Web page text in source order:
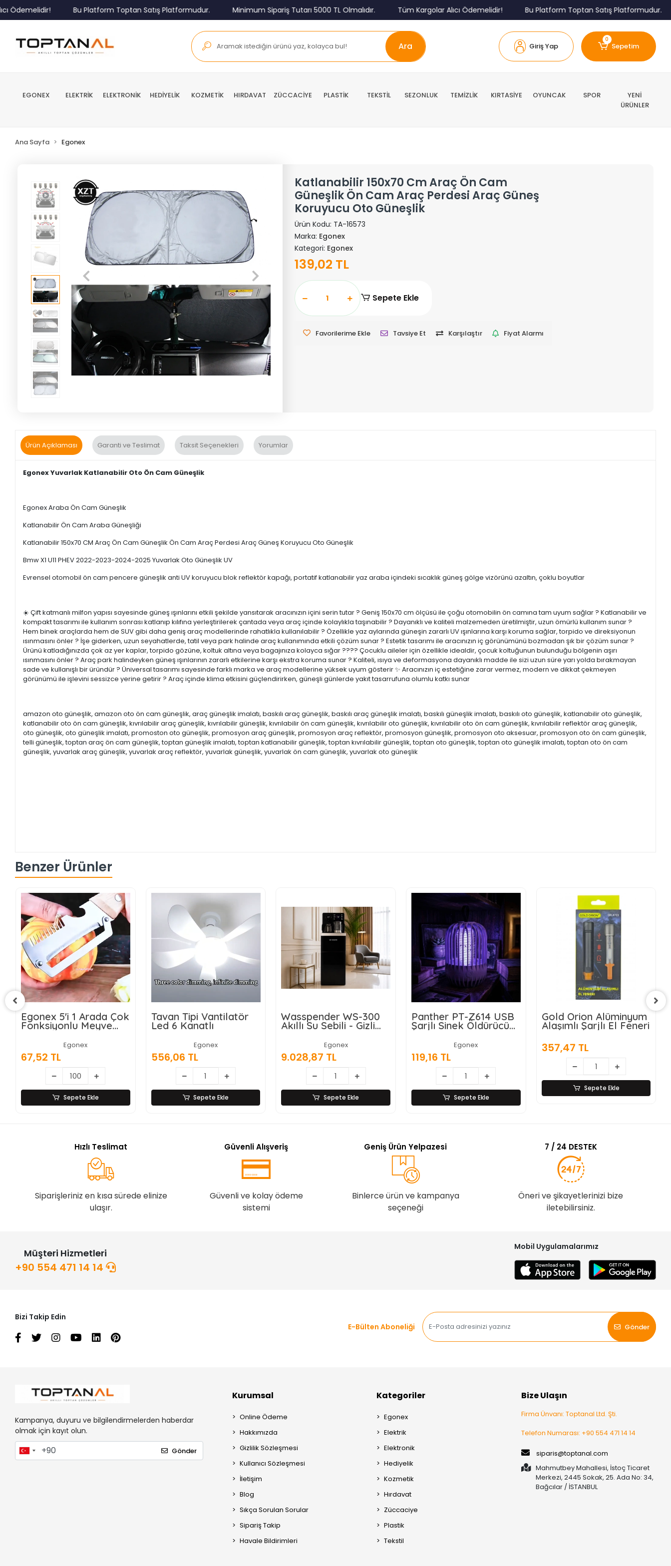
Bu Platform Toptan Satış Platformudur. Minimum Sipariş Tutarı 5000 TL Olmalıdır. Tüm Kargolar Alıcı Ödemelidir! Bu Platform Toptan Satış Platformudur.
Ara Giriş Yap
0
Sepetim
EGONEX ELEKTRİK ELEKTRONİK HEDİYELİK KOZMETİK HIRDAVAT ZÜCCACİYE PLASTİK TEKSTİL SEZONLUK TEMİZLİK KIRTASİYE OYUNCAK SPOR
YENİ
ÜRÜNLER
Ana Sayfa Egonex
Katlanabilir 150x70 Cm Araç Ön Cam
Güneşlik Ön Cam Araç Perdesi Araç Güneş
Koruyucu Oto Güneşlik
Ürün Kodu: TA-16573
Marka: Egonex
Kategori: Egonex
139,02 TL
Sepete Ekle
Favorilerime Ekle Tavsiye Et Karşılaştır Fiyat Alarmı
Ürün Açıklaması Garanti ve Teslimat Taksit Seçenekleri Yorumlar
Egonex Yuvarlak Katlanabilir Oto Ön Cam Güneşlik
Egonex Araba Ön Cam Güneşlik
Katlanabilir Ön Cam Araba Güneşliği
Katlanabilir 150x70 CM Araç Ön Cam Güneşlik Ön Cam Araç Perdesi Araç Güneş Koruyucu Oto Güneşlik
Bmw X1 U11 PHEV 2022-2023-2024-2025 Yuvarlak Oto Güneşlik UV
Evrensel otomobil ön cam pencere güneşlik anti UV koruyucu blok reflektör kapağı, portatif katlanabilir yaz araba içindeki sıcaklık güneş gölge vizörünü azaltın, çoklu boyutlar
☀️ Çift katmanlı milfon yapısı sayesinde güneş ışınlarını etkili şekilde yansıtarak aracınızın içini serin tutar ? Geniş 150x70 cm ölçüsü ile çoğu otomobilin ön camına tam uyum sağlar ? Katlanabilir ve
kompakt tasarımı ile kullanım sonrası katlanıp kılıfına yerleştirilerek çantada veya araç içinde kolaylıkla taşınabilir ?️ Dayanıklı ve kaliteli malzemeden üretilmiştir, uzun ömürlü kullanım sunar ?
Hem binek araçlarda hem de SUV gibi daha geniş araç modellerinde rahatlıkla kullanılabilir ?️ Özellikle yaz aylarında güneşin zararlı UV ışınlarına karşı koruma sağlar, torpido ve direksiyonun
ısınmasını önler ? İşe giderken, uzun seyahatlerde, tatil veya park halinde araç kullanımında etkili çözüm sunar ? Estetik tasarımı ile aracınızın iç görünümünü bozmadan şık bir çözüm sunar ?
Ürünü katladığınızda çok az yer kaplar, torpido gözüne, koltuk altına veya bagajınıza kolayca sığar ?‍?‍?‍? Çocuklu aileler için özellikle idealdir, çocuk koltuğunun bulunduğu bölgenin aşırı
ısınmasını önler ?️ Araç park halindeyken güneş ışınlarının zararlı etkilerine karşı ekstra koruma sunar ? Kaliteli, ısıya ve deformasyona dayanıklı madde ile sizi uzun süre yarı yolda bırakmayan
sade ve kullanışlı bir üründür ? Üniversal tasarımı sayesinde farklı marka ve araç modellerine yüksek uyum gösterir ✨ Aracınızın iç estetiğine zarar vermez, modern ve dikkat çekmeyen
görünümü ile işlevini sessizce yerine getirir ?️ Araç içinde klima etkisini güçlendirirken, güneşli günlerde yakıt tasarrufuna olumlu katkı sunar
amazon oto güneşlik, amazon oto ön cam güneşlik, araç güneşlik imalatı, baskılı araç güneşlik, baskılı araç güneşlik imalatı, baskılı güneşlik imalatı, baskılı oto güneşlik, katlanabilir oto güneşlik,
katlanabilir oto ön cam güneşlik, kıvrılabilir araç güneşlik, kıvrılabilir güneşlik, kıvrılabilir ön cam güneşlik, kıvrılabilir oto güneşlik, kıvrılabilir oto ön cam güneşlik, kıvrılabilir reflektör araç güneşlik,
oto güneşlik, oto güneşlik imalatı, promoston oto güneşlik, promosyon araç güneşlik, promosyon araç reflektör, promosyon güneşlik, promosyon oto aksesuar, promosyon oto ön cam güneşlik,
telli güneşlik, toptan araç ön cam güneşlik, toptan güneşlik imalatı, toptan katlanabilir güneşlik, toptan kıvrılabilir güneşlik, toptan oto güneşlik, toptan oto güneşlik imalatı, toptan oto ön cam
güneşlik, yuvarlak araç güneşlik, yuvarlak araç reflektör, yuvarlak güneşlik, yuvarlak ön cam güneşlik, yuvarlak oto güneşlik
Benzer Ürünler
Tavan Tipi Vantilatör
Led 6 Kanatlı
Egonex
556,06 TL
Sepete Ekle
Wasspender WS-300
Akıllı Su Sebili - Gizli
Dokunmatik Ekran
Egonex
9.028,87 TL
Sepete Ekle
Panther PT-Z614 USB
Şarjlı Sinek Öldürücü
Egonex
119,16 TL
Sepete Ekle
Gold Orion Alüminyum
Alaşımlı Şarjlı El Feneri
357,47 TL
Sepete Ekle
Matematik İşlem
Rulosu (Tek İşlem
Seçenekli)
Egonex
39,72 TL
Sepete Ekle
Hızlı Teslimat
Siparişleriniz en kısa sürede elinize
ulaşır.
Güvenli Alışveriş
Güvenli ve kolay ödeme
sistemi
Geniş Ürün Yelpazesi
Binlerce ürün ve kampanya
seçeneği
7 / 24 DESTEK
Öneri ve şikayetlerinizi bize
iletebilirsiniz.
Müşteri Hizmetleri
+90 554 471 14 14
Mobil Uygulamalarımız
Bizi Takip Edin
E-Bülten Aboneliği
Gönder
Kampanya, duyuru ve bilgilendirmelerden haberdar
olmak için kayıt olun.
Gönder
Kurumsal
Online Ödeme
Hakkımızda
Gizlilik Sözleşmesi
Kullanıcı Sözleşmesi
İletişim
Blog
Sıkça Sorulan Sorular
Sipariş Takip
Havale Bildirimleri
Kategoriler
Egonex
Elektrik
Elektronik
Hediyelik
Kozmetik
Hırdavat
Züccaciye
Plastik
Tekstil
Bize Ulaşın
Firma Ünvanı: Toptanal Ltd. Şti.
Telefon Numarası: +90 554 471 14 14
siparis@toptanal.com
Mahmutbey Mahallesi, İstoç Ticaret
Merkezi, 2445 Sokak, 25. Ada No: 34,
Bağcılar / İSTANBUL